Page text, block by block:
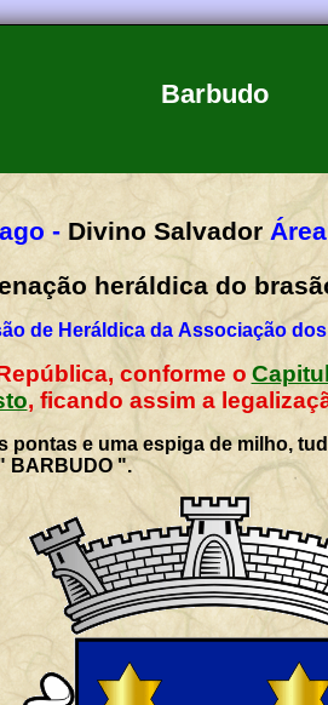
Barbudo
- Divino Salvador
heráldica do
de Heráldica da Associação
conforme o
, ficando assim a
pontas e uma espiga de milho,
BARBUDO ".